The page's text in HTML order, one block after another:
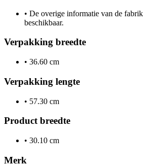
• De overige informatie van de
beschikbaar.
Verpakking breedte
• 36.60 cm
Verpakking lengte
• 57.30 cm
Product breedte
• 30.10 cm
Merk